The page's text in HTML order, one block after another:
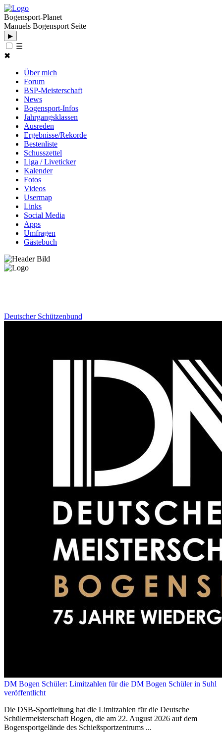
Bogensport-Planet
Manuels Bogensport Seite
▶
☰
✖
Über mich
Forum
BSP-Meisterschaft
News
Bogensport-Infos
Jahrgangsklassen
Ausreden
Ergebnisse/Rekorde
Bestenliste
Schusszettel
Liga / Liveticker
Kalender
Fotos
Videos
Usermap
Links
Social Media
Apps
Umfragen
Gästebuch
Deutscher Schützenbund
DM Bogen Schüler: Limitzahlen für die DM Bogen Schüler in Suhl
veröffentlicht
Die DSB-Sportleitung hat die Limitzahlen für die Deutsche
Schülermeisterschaft Bogen, die am 22. August 2026 auf dem
Bogensportgelände des Schießsportzentrums ...